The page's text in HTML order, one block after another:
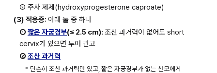
② 주사 제제(hydroxyprogesterone caproate)
(3) 적응증: 아래 둘 중 하나
① 짧은 자궁경부(≤ 2.5 cm): 조산 과거력이 없어도 short
cervix가 있으면 투여 권고
② 조산 과거력
* 단순히 조산 과거력만 있고, 짧은 자궁경부가 없는 산모에게